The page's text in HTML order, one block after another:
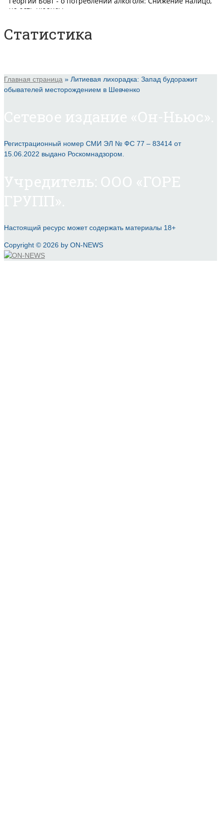
Статистика
Главная страница » Литиевая лихорадка: Запад будоражит
обывателей месторождением в Шевченко
Регистрационный номер СМИ ЭЛ № ФС 77 – 83414 от
15.06.2022 выдано Роскомнадзором.
Настоящий ресурс может содержать материалы 18+
Copyright © 2026 by ON-NEWS